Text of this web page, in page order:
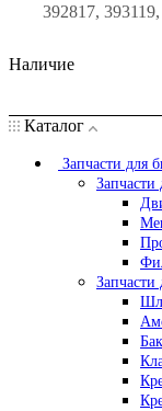
392817,
Наличие
Каталог
Запчасти для
Запчасти